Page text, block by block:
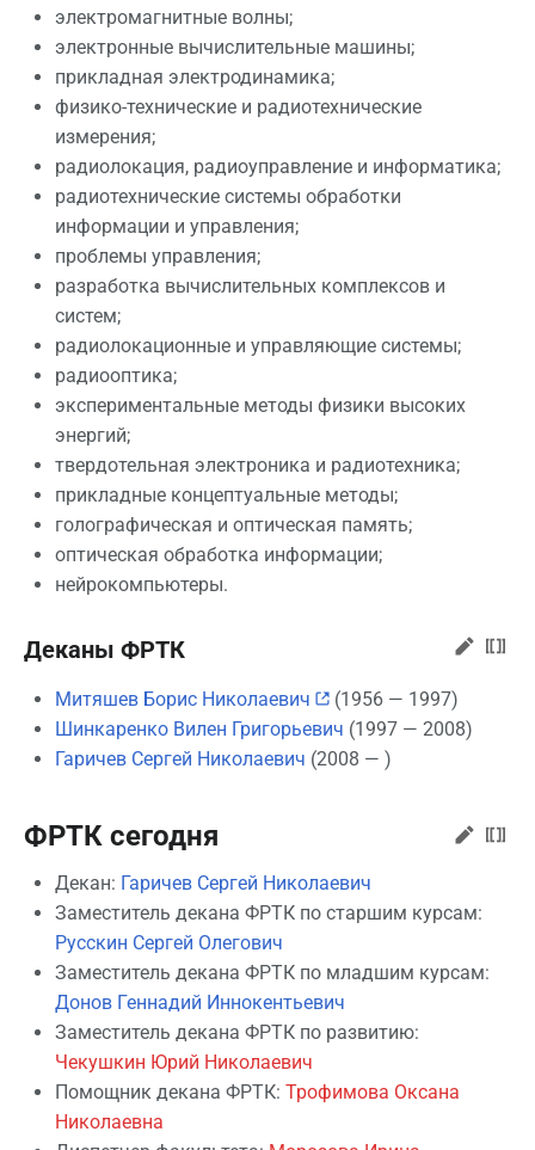
электромагнитные волны;
электронные вычислительные машины;
прикладная электродинамика;
физико-технические и радиотехнические
измерения;
радиолокация, радиоуправление и информатика;
радиотехнические системы обработки
информации и управления;
проблемы управления;
разработка вычислительных комплексов и
систем;
радиолокационные и управляющие системы;
радиооптика;
экспериментальные методы физики высоких
энергий;
твердотельная электроника и радиотехника;
прикладные концептуальные методы;
голографическая и оптическая память;
оптическая обработка информации;
нейрокомпьютеры.
Деканы ФРТК
Митяшев Борис Николаевич
(1956 — 1997)
Шинкаренко Вилен Григорьевич (1997 — 2008)
Гаричев Сергей Николаевич (2008 — )
ФРТК сегодня
Декан: Гаричев Сергей Николаевич
Заместитель декана ФРТК по старшим курсам:
Русскин Сергей Олегович
Заместитель декана ФРТК по младшим курсам:
Донов Геннадий Иннокентьевич
Заместитель декана ФРТК по развитию:
Чекушкин Юрий Николаевич
Помощник декана ФРТК: Трофимова Оксана
Николаевна